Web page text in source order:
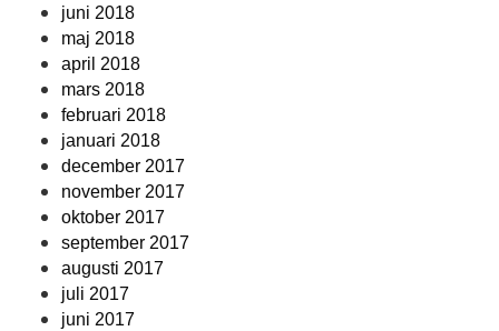
juni 2018
maj 2018
april 2018
mars 2018
februari 2018
januari 2018
december 2017
november 2017
oktober 2017
september 2017
augusti 2017
juli 2017
juni 2017